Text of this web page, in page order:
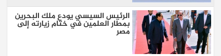
الرئيس السيسي يودع ملك البحرين
بمطار العلمين في ختام زيارته إلى
مصر